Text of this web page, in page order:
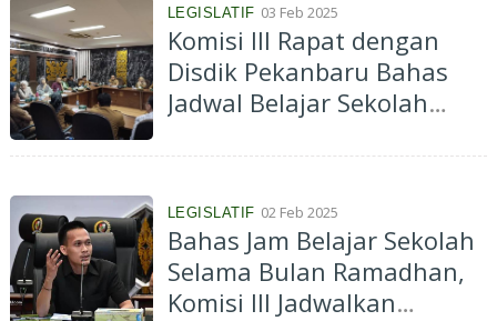
LEGISLATIF 03 Feb 2025
Komisi III Rapat dengan
Disdik Pekanbaru Bahas
Jadwal Belajar Sekolah
LEGISLATIF 02 Feb 2025
Bahas Jam Belajar Sekolah
Selama Bulan Ramadhan,
Komisi III Jadwalkan